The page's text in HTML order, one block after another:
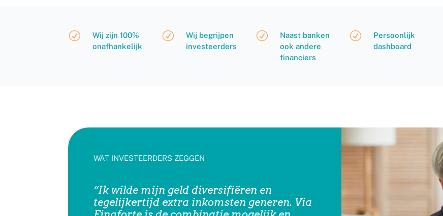
R
Wij zijn 100%
onafhankelijk
R
Wij begrijpen
investeerders
R
Naast banken
ook andere
financiers
R
Persoonlijk
dashboard
WAT INVESTEERDERS ZEGGEN
“Ik wilde mijn geld diversifiëren en
tegelijkertijd extra inkomsten generen. Via